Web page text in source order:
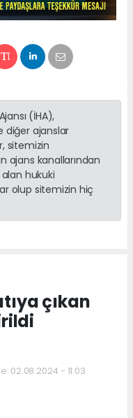
(İHA),
diğer ajanslar
sitemizin
ajans kanallarından
hukuki
olup sitemizin hiç
çıkan
02.08.2024 - 11:03